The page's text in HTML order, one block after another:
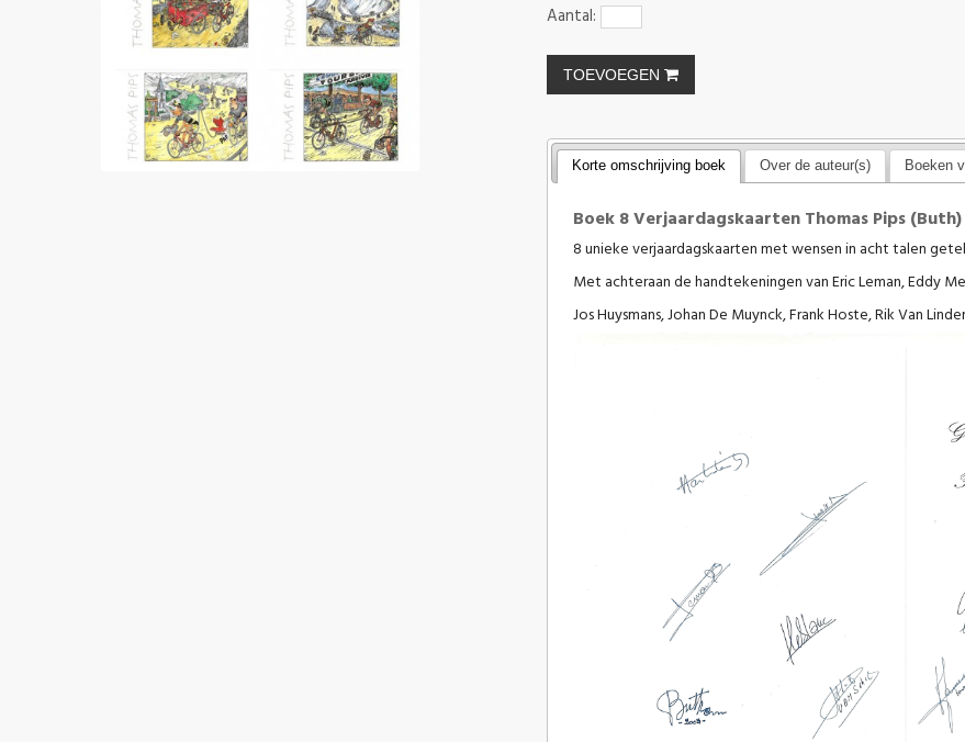
Aantal:
TOEVOEGEN
Korte omschrijving boek Over de auteur(s) Boeken
Boek 8 Verjaardagskaarten Thomas Pips (Buth)
8 unieke verjaardagskaarten met wensen in acht talen
Met achteraan de handtekeningen van Eric Leman, Eddy
Jos Huysmans, Johan De Muynck, Frank Hoste, Rik Van